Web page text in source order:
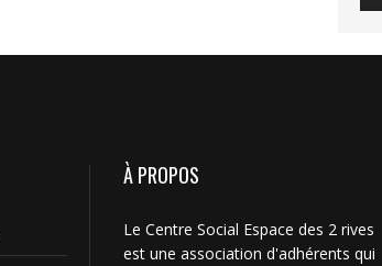
À PROPOS
Le Centre Social Espace des 2 rives
est une association d'adhérents qui